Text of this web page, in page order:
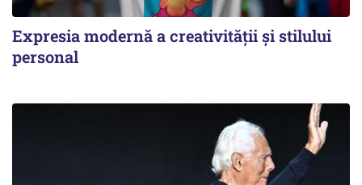
Expresia modernă a creativității și stilului
personal